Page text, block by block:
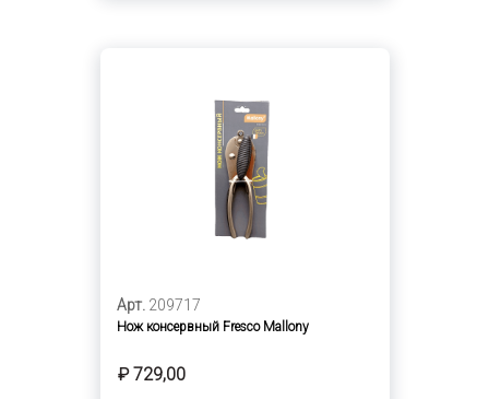
Арт. 209717
Нож консервный Fresco Mallony
₽ 729,00